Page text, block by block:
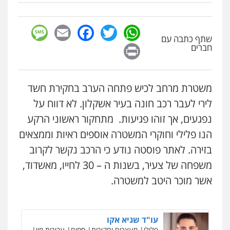
0547780927
וחקירות
0542255161
גל דהן – משרד עורך דין פלילי
פלילי פשיעה חמורה סמים מעצרים
וחקירות
0544723840
עו"ד ראוף נג'אר
0548009246
שתף כתבה עם
חברים
WhatsApp
Twitter
Facebook
Email
משטרת מרחב לכיש פתחה הערב בחקירת חשד
לירי לעבר רכב חונה בעיר אשקלון. לא דווח על
נפגעים, אך זוהו פגיעות. מתחקור ראשוני הרקע
הנו פלילי וחוקרי המשטרה אוספים ראיות וממצאים
בזירה. לאתר פוסטה נודע כי הרכב נקשר לקרוב
משפחה של צעיר, בשנות ה – 30 לחייו, מאשדוד,
אשר מוכר היטב למשטרה.
קורל קרוז – עורך דין פלילי
משפט פלילי
עו"ד עלי סעדי
ליווי וייצוג בחקירות
ומעצרים
0508824984
עו"ד שגיא אקו
פלילי מעצרים וחקירות סמים עבירות מין
עורכי דין לענייני אסירים
אלי אונגר משרד עו"ד